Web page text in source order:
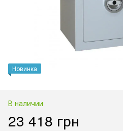
Новинка
В наличии
23 418 грн